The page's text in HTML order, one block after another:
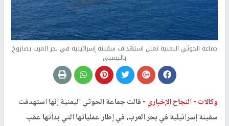
جماعة الحوثي اليمنية تعلن استهداف سفينة إسرائيلية في بحر العرب بصاروخ
باليستي
وكالات -النجاح الإخباري -قالت جماعة الحوثي اليمنية إنها استهدفت
سفينة إسرائيلية في بحر العرب، في إطار عملياتها التي بدأتها عقب